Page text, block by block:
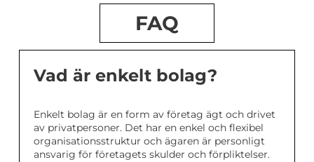
FAQ
Vad är enkelt bolag?
Enkelt bolag är en form av företag ägt och drivet
av privatpersoner. Det har en enkel och flexibel
organisationsstruktur och ägaren är personligt
ansvarig för företagets skulder och förpliktelser.